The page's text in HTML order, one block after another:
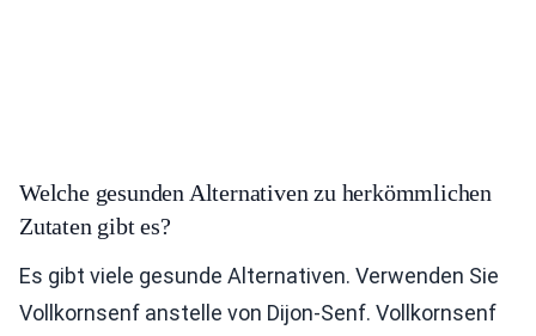
Welche gesunden Alternativen zu herkömmlichen
Zutaten gibt es?
Es gibt viele gesunde Alternativen. Verwenden Sie
Vollkornsenf anstelle von Dijon-Senf. Vollkornsenf